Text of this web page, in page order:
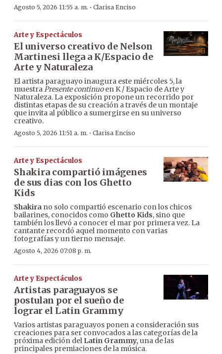
Agosto 5, 2026 11:55 a. m. · Clarisa Enciso
Arte y Espectáculos
El universo creativo de Nelson
Martinesi llega a K/Espacio de
Arte y Naturaleza
El artista paraguayo inaugura este miércoles 5, la
muestraPresente continuoen K / Espacio de Arte y
Naturaleza. La exposición propone un recorrido por
distintas etapas de su creación a través de un montaje
que invita al público a sumergirse en su universo
creativo.
Agosto 5, 2026 11:51 a. m. · Clarisa Enciso
Arte y Espectáculos
Shakira compartió imágenes
de sus dias con los Ghetto
Kids
Shakira no solo compartió escenario con los chicos
bailarines, conocidos como Ghetto Kids, sino que
también los llevó a conocer el mar por primera vez. La
cantante recordó aquel momento con varias
fotografías y un tierno mensaje.
Agosto 4, 2026 07:08 p. m.
Arte y Espectáculos
Artistas paraguayos se
postulan por el sueño de
lograr el Latin Grammy
Varios artistas paraguayos ponen a consideración sus
creaciones para ser convocados a las categorías de la
próxima edición del Latin Grammy, una de las
principales premiaciones de la música.